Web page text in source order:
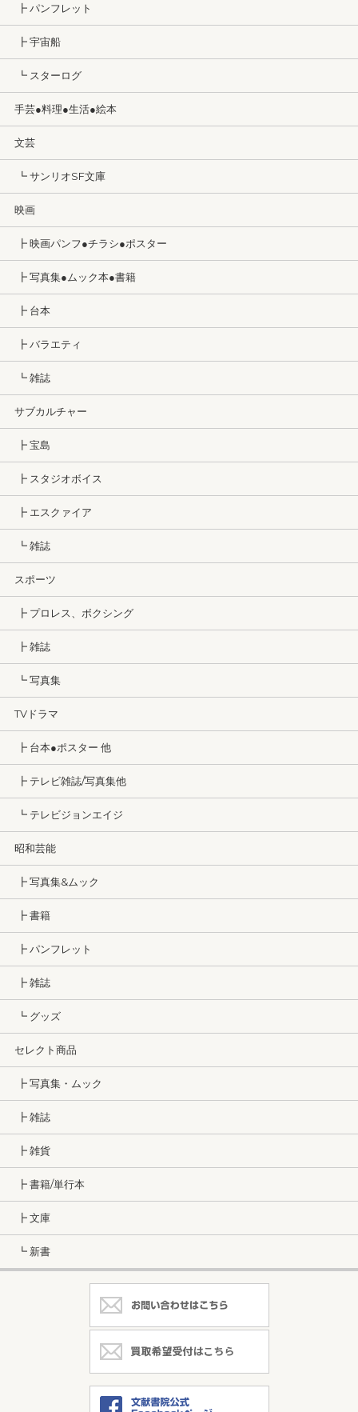
┣ パンフレット
┣ 宇宙船
┗ スターログ
手芸●料理●生活●絵本
文芸
┗ サンリオSF文庫
映画
┣ 映画パンフ●チラシ●ポスター
┣ 写真集●ムック本●書籍
┣ 台本
┣ バラエティ
┗ 雑誌
サブカルチャー
┣ 宝島
┣ スタジオボイス
┣ エスクァイア
┗ 雑誌
スポーツ
┣ プロレス、ボクシング
┣ 雑誌
┗ 写真集
TVドラマ
┣ 台本●ポスター 他
┣ テレビ雑誌/写真集他
┗ テレビジョンエイジ
昭和芸能
┣ 写真集&ムック
┣ 書籍
┣ パンフレット
┣ 雑誌
┗ グッズ
セレクト商品
┣ 写真集・ムック
┣ 雑誌
┣ 雑貨
┣ 書籍/単行本
┣ 文庫
┗ 新書